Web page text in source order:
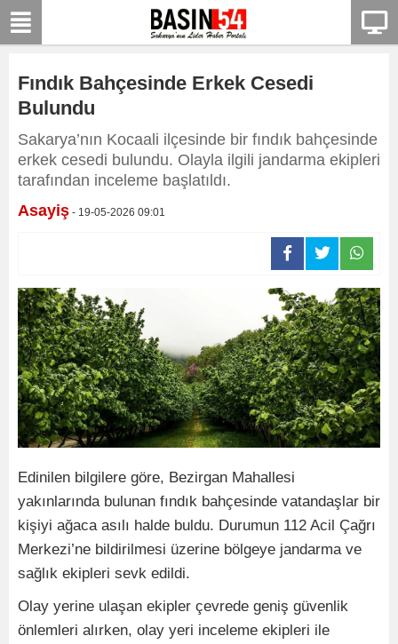
Fındık Bahçesinde Erkek Cesedi
Bulundu
Sakarya’nın Kocaali ilçesinde bir fındık bahçesinde
erkek cesedi bulundu. Olayla ilgili jandarma ekipleri
tarafından inceleme başlatıldı.
Asayiş - 19-05-2026 09:01
Edinilen bilgilere göre, Bezirgan Mahallesi
yakınlarında bulunan fındık bahçesinde vatandaşlar bir
kişiyi ağaca asılı halde buldu. Durumun 112 Acil Çağrı
Merkezi’ne bildirilmesi üzerine bölgeye jandarma ve
sağlık ekipleri sevk edildi.
Olay yerine ulaşan ekipler çevrede geniş güvenlik
önlemleri alırken, olay yeri inceleme ekipleri ile